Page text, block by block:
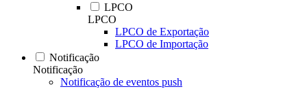
LPCO
LPCO
LPCO de Exportação
LPCO de Importação
Notificação
Notificação
Notificação de eventos push